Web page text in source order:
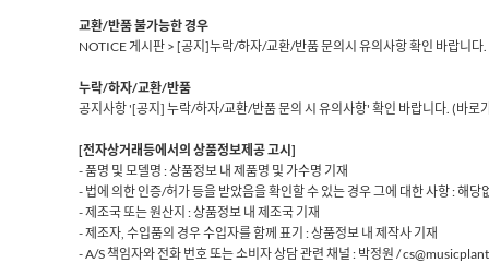
교환/반품 불가능한 경우
NOTICE 게시판 > [공지]누락/하자/교환/반품 문의시 유의사항 확인 바랍니다.
누락/하자/교환/반품
공지사항 '[공지] 누락/하자/교환/반품 문의 시 유의사항' 확인 바랍니다. (바로
[전자상거래등에서의 상품정보제공 고시]
- 품명 및 모델명 : 상품정보 내 제품명 및 가수명 기재
- 법에 의한 인증/허가 등을 받았음을 확인할 수 있는 경우 그에 대한 사항 : 해당
- 제조국 또는 원산지 : 상품정보 내 제조국 기재
- 제조자, 수입품의 경우 수입자를 함께 표기 : 상품정보 내 제작사 기재
- A/S 책임자와 전화 번호 또는 소비자 상담 관련 채널 : 박정원 /